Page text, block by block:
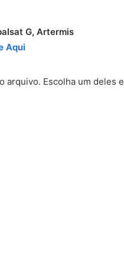
G, Artermis
Aqui
arquivo. Escolha um deles e